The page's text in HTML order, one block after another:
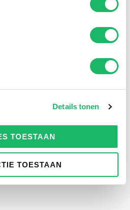
Details tonen
TOESTAAN
TOESTAAN